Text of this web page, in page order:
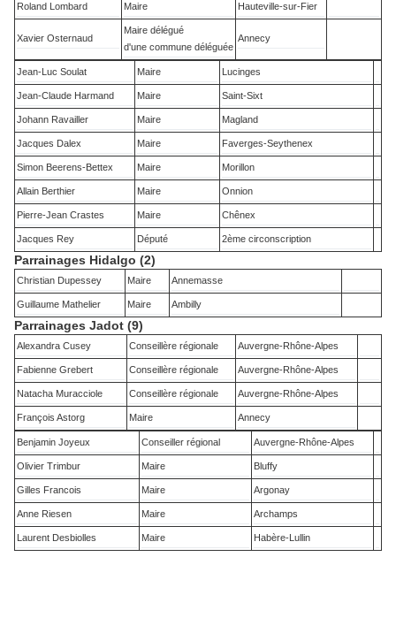
Roland Lombard Maire Hauteville-sur-Fier
Xavier Osternaud
Maire délégué
d'une commune déléguée
Annecy
Jean-Luc Soulat Maire Lucinges
Jean-Claude Harmand Maire Saint-Sixt
Johann Ravailler Maire Magland
Jacques Dalex Maire Faverges-Seythenex
Simon Beerens-Bettex Maire Morillon
Allain Berthier Maire Onnion
Pierre-Jean Crastes Maire Chênex
Jacques Rey Député 2ème circonscription
Parrainages Hidalgo (2)
Christian Dupessey Maire Annemasse
Guillaume Mathelier Maire Ambilly
Parrainages Jadot (9)
Alexandra Cusey Conseillère régionale Auvergne-Rhône-Alpes
Fabienne Grebert Conseillère régionale Auvergne-Rhône-Alpes
Natacha Muracciole Conseillère régionale Auvergne-Rhône-Alpes
François Astorg Maire Annecy
Benjamin Joyeux Conseiller régional Auvergne-Rhône-Alpes
Olivier Trimbur Maire Bluffy
Gilles Francois Maire Argonay
Anne Riesen Maire Archamps
Laurent Desbiolles Maire Habère-Lullin